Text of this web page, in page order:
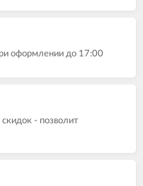
оформлении до 17:00
скидок - позволит